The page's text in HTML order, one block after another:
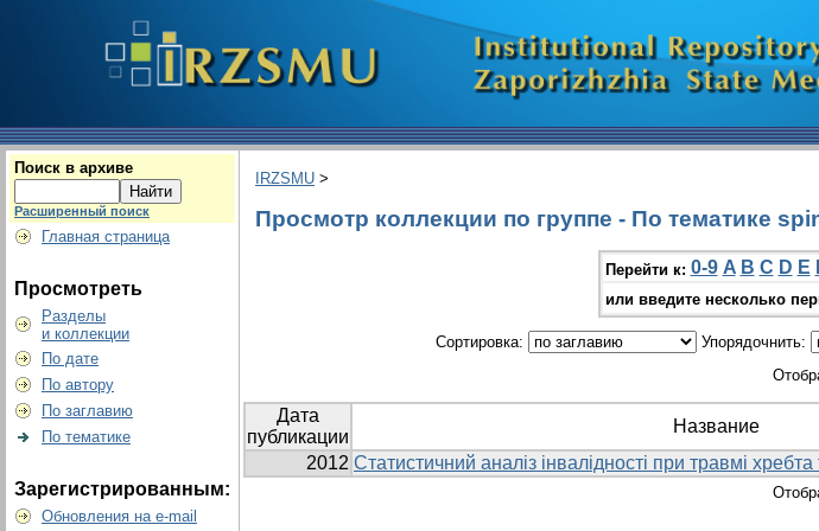
Поиск в архиве
Расширенный поиск
Главная страница
Просмотреть
Разделы
и коллекции
По дате
По автору
По заглавию
По тематике
Зарегистрированным:
Обновления на e-mail
IRZSMU >
Просмотр коллекции по группе - По тематике
Перейти к: 0-9 A B C D E
или введите несколько
Сортировка: Упорядочнить:
Дата
публикации
Название
2012 Статистичний аналіз інвалідності при травмі